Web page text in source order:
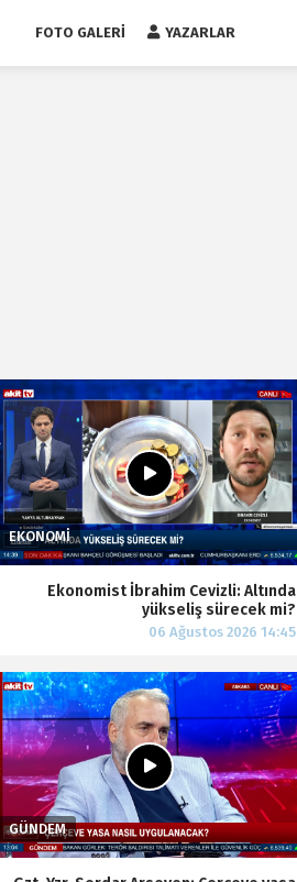
FOTO GALERI YAZARLAR
Ekonomist İbrahim Cevizli: Altında
yükseliş sürecek mi?